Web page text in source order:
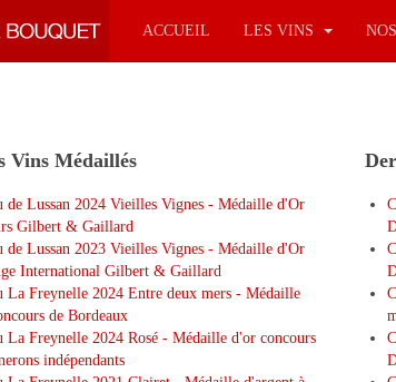
ACCUEIL LES VINS
Vins Médaillés
de Lussan 2024 Vieilles Vignes - Médaille d'Or
Gilbert & Gaillard
de Lussan 2023 Vieilles Vignes - Médaille d'Or
International Gilbert & Gaillard
La Freynelle 2024 Entre deux mers - Médaille
de Bordeaux
La Freynelle 2024 Rosé - Médaille d'or concours
indépendants